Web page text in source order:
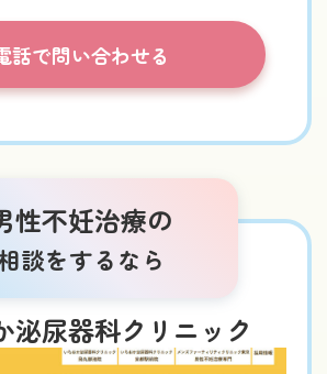
話で問い合わせる
性不妊治療の
談をするなら
泌尿器科クリニック